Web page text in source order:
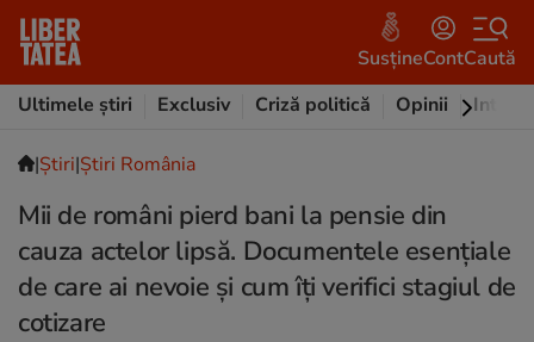
SusțineContCaută
Ultimele știri
Exclusiv Criză politică Opinii
|Ştiri|Știri România
Mii de români pierd bani la pensie din
cauza actelor lipsă. Documentele esențiale
de care ai nevoie și cum îți verifici stagiul de
cotizare